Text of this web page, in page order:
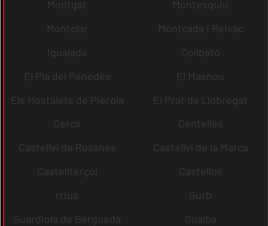
Montgat
Montesquiu
Montclar
Montcada i Reixac
Igualada
Collbató
El Pla del Penedès
El Masnou
Els Hostalets de Pierola
El Prat de Llobregat
Cercs
Centelles
Castellví de Rosanes
Castellví de la Marca
Castellterçol
Castellolí
rrius
Gurb
Guardiola de Berguedà
Gualba